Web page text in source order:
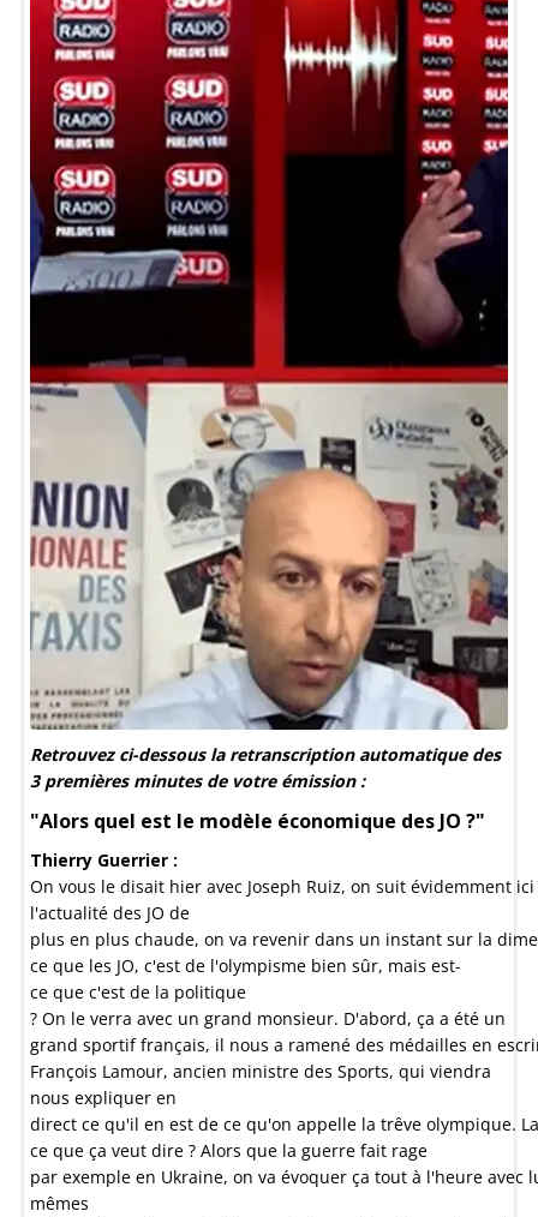
Retrouvez ci-dessous la retranscription automatique des
3 premières minutes de votre émission :
"Alors quel est le modèle économique des JO ?"
Thierry Guerrier :
On vous le disait hier avec Joseph Ruiz, on suit évidemment
l'actualité des JO de
plus en plus chaude, on va revenir dans un instant sur la
ce que les JO, c'est de l'olympisme bien sûr, mais est-
ce que c'est de la politique
? On le verra avec un grand monsieur. D'abord, ça a été un
grand sportif français, il nous a ramené des médailles en
François Lamour, ancien ministre des Sports, qui viendra
nous expliquer en
direct ce qu'il en est de ce qu'on appelle la trêve olympique.
ce que ça veut dire ? Alors que la guerre fait rage
par exemple en Ukraine, on va évoquer ça tout à l'heure
mêmes